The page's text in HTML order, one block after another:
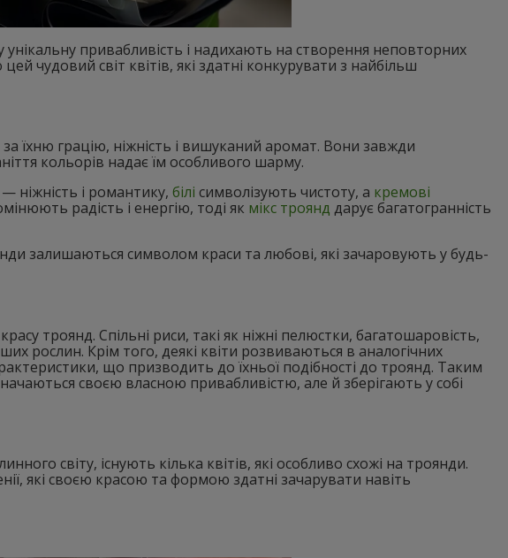
привабливість і надихають на створення неповторних
чудовий світ квітів, які здатні конкурувати з найбільш
їхню грацію, ніжність і вишуканий аромат. Вони завжди
кольорів надає їм особливого шарму.
— ніжність і романтику, білі символізують чистоту, а кремові
радість і енергію, тоді як мікс троянд дарує багатогранність
залишаються символом краси та любові, які зачаровують у будь-
троянд. Спільні риси, такі як ніжні пелюстки, багатошаровість,
рослин. Крім того, деякі квіти розвиваються в аналогічних
що призводить до їхньої подібності до троянд. Таким
своєю власною привабливістю, але й зберігають у собі
світу, існують кілька квітів, які особливо схожі на троянди.
які своєю красою та формою здатні зачарувати навіть